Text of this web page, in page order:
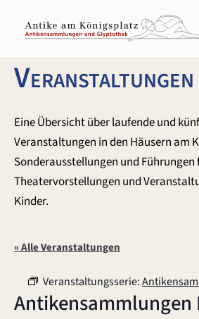
Inhalt
springen
Veranstaltungen
Eine Übersicht über laufende und
Veranstaltungen in den Häusern am
Sonderausstellungen und Führungen
Theatervorstellungen und
Kinder.
« Alle Veranstaltungen
Veranstaltungsserie:
Antikensammlungen